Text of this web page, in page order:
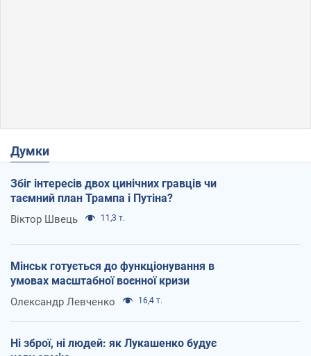
Думки
Збіг інтересів двох цинічних гравців чи
таємний план Трампа і Путіна?
Віктор Швець 11,3 т.
Мінськ готується до функціонування в
умовах масштабної воєнної кризи
Олександр Левченко 16,4 т.
Ні зброї, ні людей: як Лукашенко будує